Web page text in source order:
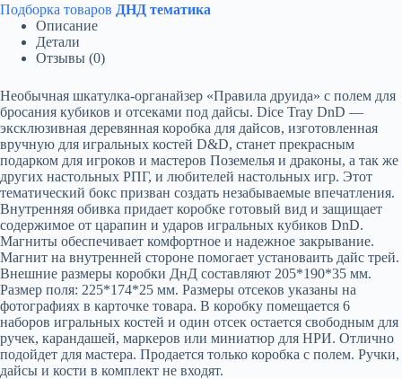
Подборка товаров ДНД тематика
Описание
Детали
Отзывы (0)
Необычная шкатулка-органайзер «Правила друида» с полем для
бросания кубиков и отсеками под дайсы. Dice Tray DnD —
эксклюзивная деревянная коробка для дайсов, изготовленная
вручную для игральных костей D&D, станет прекрасным
подарком для игроков и мастеров Поземелья и драконы, а так же
других настольных РПГ, и любителей настольных игр. Этот
тематический бокс призван создать незабываемые впечатления.
Внутренняя обивка придает коробке готовый вид и защищает
содержимое от царапин и ударов игральных кубиков DnD.
Магниты обеспечивает комфортное и надежное закрывание.
Магнит на внутренней стороне помогает установаить дайс трей.
Внешние размеры коробки ДнД составляют 205*190*35 мм.
Размер поля: 225*174*25 мм. Размеры отсеков указаны на
фотографиях в карточке товара. В коробку помещается 6
наборов игральных костей и один отсек остается свободным для
ручек, карандашей, маркеров или миниатюр для НРИ. Отлично
подойдет для мастера. Продается только коробка с полем. Ручки,
дайсы и кости в комплект не входят.